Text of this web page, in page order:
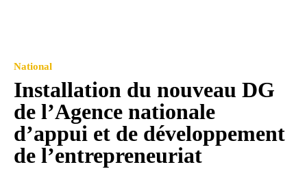
National
Installation du nouveau DG
de l’Agence nationale
d’appui et de développement
de l’entrepreneuriat